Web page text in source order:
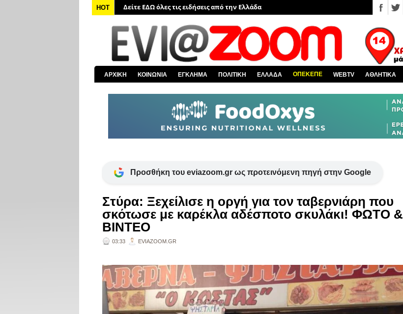
HOT
Δείτε ΕΔΩ όλα τα πολιτικά νέα
Δείτε ΕΔΩ τις αποκαλύψεις του EviaZoom.gr
Δείτε ΕΔΩ όλα τα αστυνομικά νέα
Δείτε ΕΔΩ όλα τα νέα από τον κόσμο
Δείτε ΕΔΩ όλα τα νέα για την Χαλκίδα και όλη την Εύβοια
Δείτε ΕΔΩ όλες τις ειδήσεις από την Ελλάδα
ΑΡΧΙΚΗ ΚΟΙΝΩΝΙΑ ΕΓΚΛΗΜΑ ΠΟΛΙΤΙΚΗ ΕΛΛΑΔΑ ΟΠΕΚΕΠΕ WEBTV ΑΘΛΗΤΙΚΑ
Προσθήκη του eviazoom.gr ως προτεινόμενη πηγή στην Google
Στύρα: Ξεχείλισε η οργή για τον ταβερνιάρη που
σκότωσε με καρέκλα αδέσποτο σκυλάκι! ΦΩΤΟ &
BINTEO
03:33 EVIAZOOM.GR